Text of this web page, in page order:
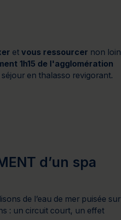
etvous ressourcer non loin
1h15 de l'agglomération
en thalasso revigorant.
d’un spa
de l’eau de mer puisée sur
: un circuit court, un effet